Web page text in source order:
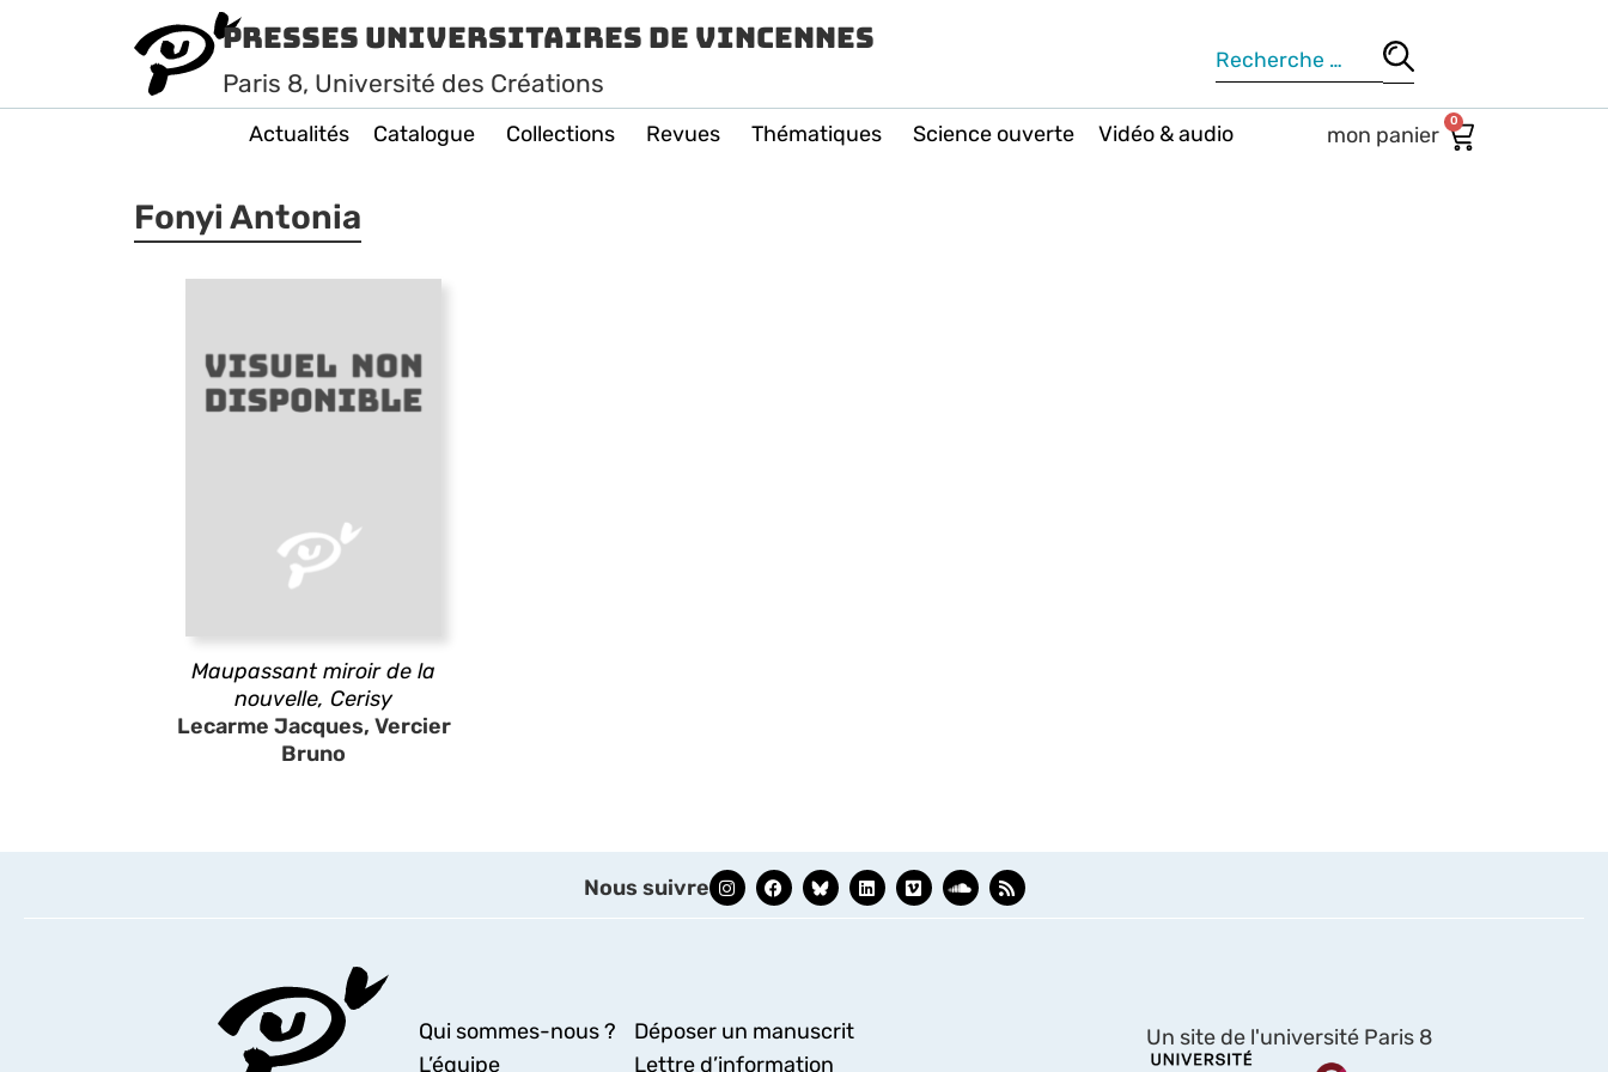
Presses Universitaires de Vincennes
Paris 8, Université des Créations
Actualités Catalogue Collections Revues Thématiques Science ouverte Vidéo & audio 0
Fonyi Antonia
Maupassant miroir de la
nouvelle, Cerisy
Lecarme Jacques, Vercier
Bruno
Nous suivre
Qui sommes-nous ?
L’équipe
Déposer un manuscrit
Lettre d’information
Un site de l'université Paris 8